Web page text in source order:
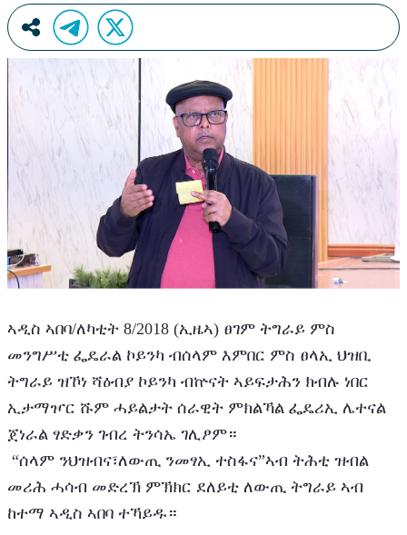
ኣዲስ ኣበባ/ለካቲት 8/2018 (ኢዜኣ) ፀገም ትግራይ ምስ
መንግሥቲ ፌዴራል ኮይንካ ብሰላም እምበር ምስ ፀላኢ ህዝቢ
ትግራይ ዝኾነ ሻዕብያ ኮይንካ ብኵናት ኣይፍታሕን ክብሉ ነበር
ኢታማዦር ሹም ሓይልታት ሰራዊት ምክልኻል ፌዴሪኢ ሌተናል
ጀነራል ፃድቃን ገብረ ትንሳኤ ገሊፆም።
መሪሕ ሓሳብ መድረኽ ምኽክር ደለይቲ ለውጢ ትግራይ ኣብ
ከተማ ኣዲስ ኣበባ ተኻይዱ።